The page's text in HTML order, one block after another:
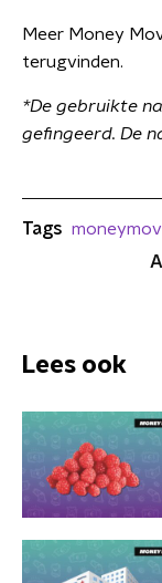
Meer Money
terugvinden.
*De gebruikte
gefingeerd. De
Tags
Lees ook